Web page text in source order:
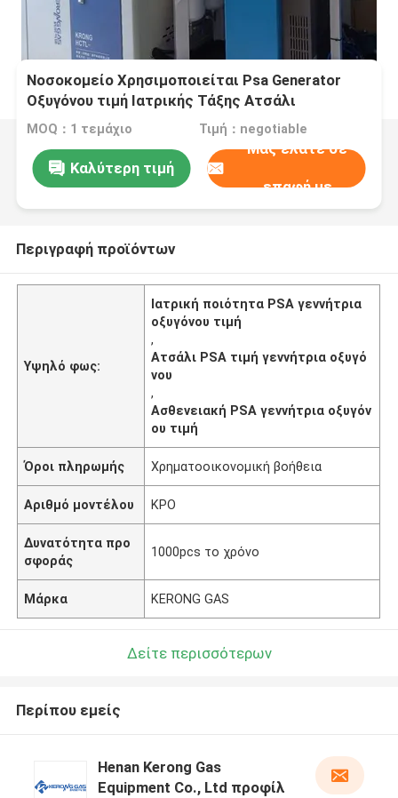
Νοσοκομείο Χρησιμοποιείται Psa Generator
Οξυγόνου τιμή Ιατρικής Τάξης Ατσάλι
MOQ：1 τεμάχιο Τιμή：negotiable
Καλύτερη τιμή
Μας ελάτε σε
επαφή με
Περιγραφή προϊόντων
Υψηλό φως:
Ιατρική ποιότητα PSA γεννήτρια
οξυγόνου τιμή
,
Ατσάλι PSA τιμή γεννήτρια οξυγό
νου
,
Ασθενειακή PSA γεννήτρια οξυγόν
ου τιμή
Όροι πληρωμής Χρηματοοικονομική βοήθεια
Αριθμό μοντέλου ΚΡΟ
Δυνατότητα προ
σφοράς
1000pcs το χρόνο
Μάρκα KERONG GAS
Δείτε περισσότερων
Περίπου εμείς
Henan Kerong Gas
Equipment Co., Ltd προφίλ